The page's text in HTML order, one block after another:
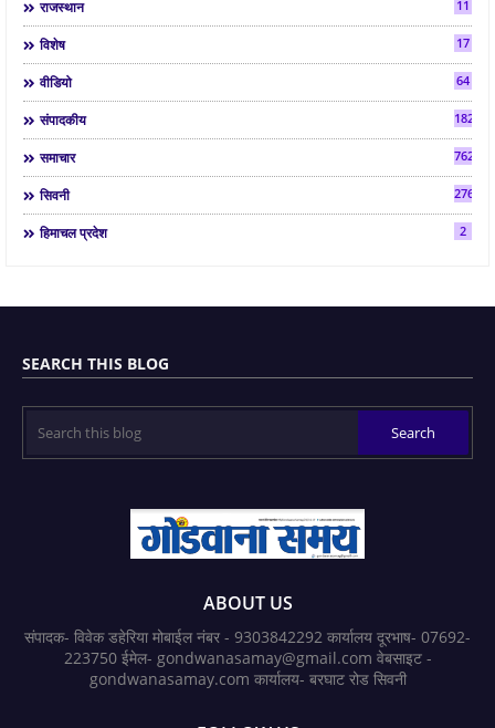
राजस्थान 11
विशेष 17
वीडियो 64
संपादकीय 182
समाचार 7624
सिवनी 2763
हिमाचल प्रदेश 2
SEARCH THIS BLOG
ABOUT US
संपादक- विवेक डहेरिया मोबाईल नंबर - 9303842292 कार्यालय दूरभाष- 07692-
223750 ईमेल- gondwanasamay@gmail.com वेबसाइट -
gondwanasamay.com कार्यालय- बरघाट रोड सिवनी